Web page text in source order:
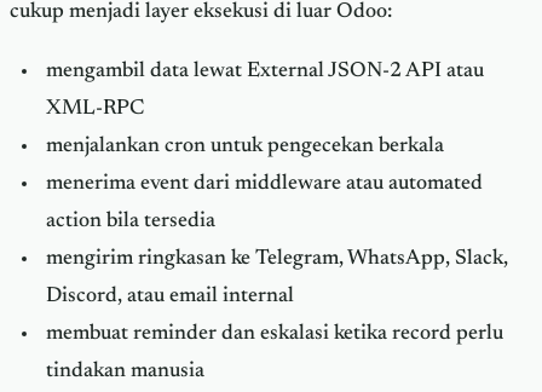
cukup menjadi layer eksekusi di luar Odoo:
mengambil data lewat External JSON-2 API atau
XML-RPC
menjalankan cron untuk pengecekan berkala
menerima event dari middleware atau automated
action bila tersedia
mengirim ringkasan ke Telegram, WhatsApp, Slack,
Discord, atau email internal
membuat reminder dan eskalasi ketika record perlu
tindakan manusia